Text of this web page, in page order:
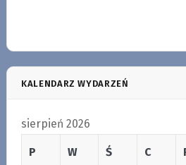
KALENDARZ WYDARZEŃ
sierpień 2026
P W Ś C